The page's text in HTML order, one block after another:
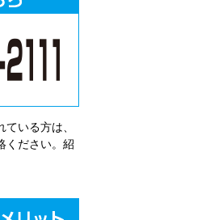
いる方は、
ください。紹